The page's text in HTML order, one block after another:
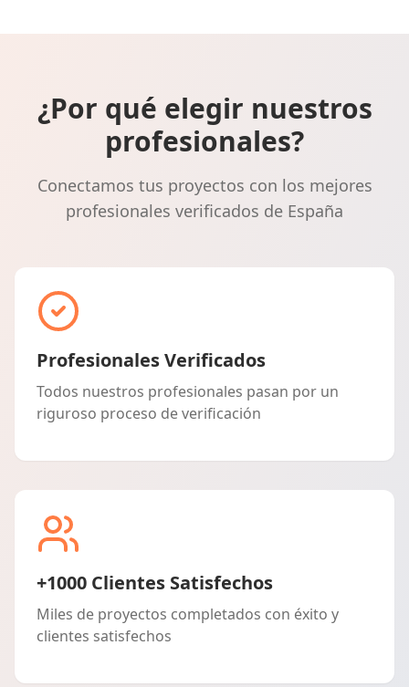
¿Por qué elegir nuestros
profesionales?
Conectamos tus proyectos con los mejores
profesionales verificados de España
Profesionales Verificados
Todos nuestros profesionales pasan por un
riguroso proceso de verificación
+1000 Clientes Satisfechos
Miles de proyectos completados con éxito y
clientes satisfechos